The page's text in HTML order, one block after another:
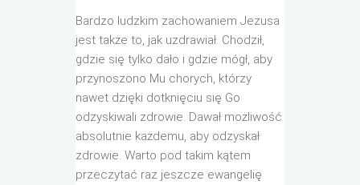
Bardzo ludzkim zachowaniem Jezusa
jest także to, jak uzdrawiał. Chodził,
gdzie się tylko dało i gdzie mógł, aby
przynoszono Mu chorych, którzy
nawet dzięki dotknięciu się Go
odzyskiwali zdrowie. Dawał możliwość
absolutnie każdemu, aby odzyskał
zdrowie. Warto pod takim kątem
przeczytać raz jeszcze ewangelię